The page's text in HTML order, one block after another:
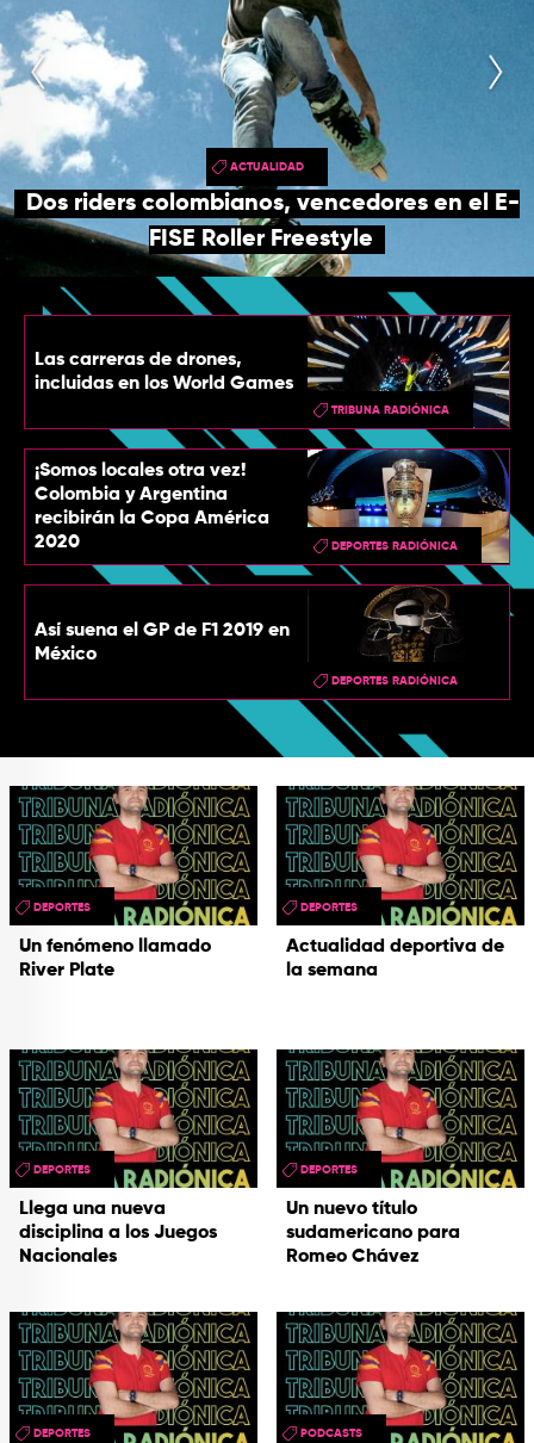
TOP
QUIÉNES SOMOS
CONTACTO
ACTUALIDAD
Dos riders colombianos, vencedores en el E-
FISE Roller Freestyle
Las carreras de drones,
incluidas en los World Games
TRIBUNA RADIÓNICA
¡Somos locales otra vez!
Colombia y Argentina
recibirán la Copa América
2020
DEPORTES RADIÓNICA
Así suena el GP de F1 2019 en
México
DEPORTES RADIÓNICA
Un fenómeno llamado
River Plate
DEPORTES
Actualidad deportiva de
la semana
DEPORTES
Llega una nueva
disciplina a los Juegos
Nacionales
DEPORTES
Un nuevo título
sudamericano para
Romeo Chávez
DEPORTES
DEPORTES PODCASTS